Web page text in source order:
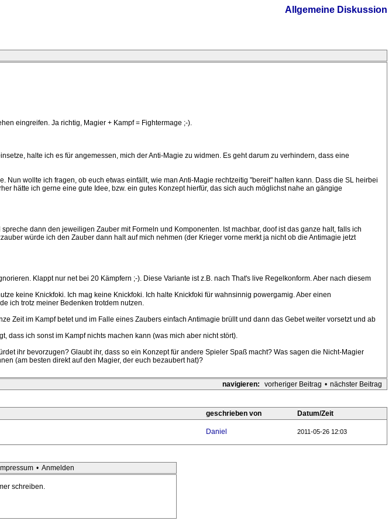
Allgemeine Diskussion
eingreifen. Ja richtig, Magier + Kampf = Fightermage ;-).
halte ich es für angemessen, mich der Anti-Magie zu widmen. Es geht darum zu verhindern, dass eine
wollte ich fragen, ob euch etwas einfällt, wie man Anti-Magie rechtzeitig "bereit" halten kann. Dass die SL heirbei
hätte ich gerne eine gute Idee, bzw. ein gutes Konzept hierfür, das sich auch möglichst nahe an gängige
dann den jeweiligen Zauber mit Formeln und Komponenten. Ist machbar, doof ist das ganze halt, falls ich
würde ich den Zauber dann halt auf mich nehmen (der Krieger vorne merkt ja nicht ob die Antimagie jetzt
Klappt nur net bei 20 Kämpfern ;-). Diese Variante ist z.B. nach That's live Regelkonform. Aber nach diesem
keine Knickfoki. Ich mag keine Knickfoki. Ich halte Knickfoki für wahnsinnig powergamig. Aber einen
ich trotz meiner Bedenken trotdem nutzen.
Zeit im Kampf betet und im Falle eines Zaubers einfach Antimagie brüllt und dann das Gebet weiter vorsetzt und ab
dass ich sonst im Kampf nichts machen kann (was mich aber nicht stört).
ihr bevorzugen? Glaubt ihr, dass so ein Konzept für andere Spieler Spaß macht? Was sagen die Nicht-Magier
(am besten direkt auf den Magier, der euch bezaubert hat)?
navigieren: vorheriger Beitrag • nächster Beitrag
geschrieben von Datum/Zeit
Daniel 2011-05-26 12:03
Impressum • Anmelden
schreiben.